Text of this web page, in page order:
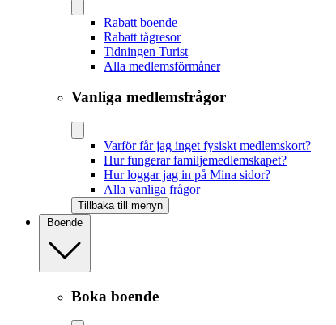
Rabatt boende
Rabatt tågresor
Tidningen Turist
Alla medlemsförmåner
Vanliga medlemsfrågor
Varför får jag inget fysiskt medlemskort?
Hur fungerar familjemedlemskapet?
Hur loggar jag in på Mina sidor?
Alla vanliga frågor
Tillbaka till menyn
Boende
Boka boende